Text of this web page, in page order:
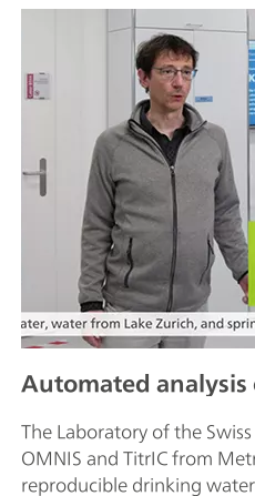
Automated analysis
The Laboratory of the
OMNIS and TitrIC from
reproducible drinking water